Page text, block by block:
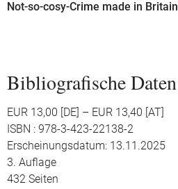
Not-so-cosy-Crime made in
Bibliografische Daten
EUR 13,00 [DE] – EUR 13,40 [AT]
ISBN : 978-3-423-22138-2
Erscheinungsdatum: 13.11.2025
3. Auflage
432 Seiten